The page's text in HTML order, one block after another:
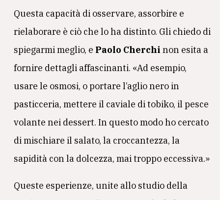
Questa capacità di osservare, assorbire e
rielaborare è ciò che lo ha distinto. Gli chiedo di
spiegarmi meglio, e Paolo Cherchi non esita a
fornire dettagli affascinanti. «Ad esempio,
usare le osmosi, o portare l’aglio nero in
pasticceria, mettere il caviale di tobiko, il pesce
volante nei dessert. In questo modo ho cercato
di mischiare il salato, la croccantezza, la
sapidità con la dolcezza, mai troppo eccessiva.»
Queste esperienze, unite allo studio della